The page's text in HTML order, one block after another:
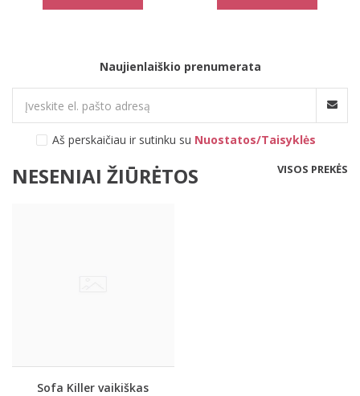
Naujienlaiškio prenumerata
Aš perskaičiau ir sutinku su Nuostatos/Taisyklės
NESENIAI ŽIŪRĖTOS VISOS PREKĖS
Sofa Killer vaikiškas